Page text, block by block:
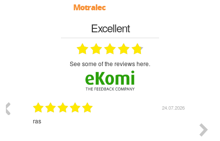
Motralec
Excellent
see some of the reviews here.
24.07.2026
ras